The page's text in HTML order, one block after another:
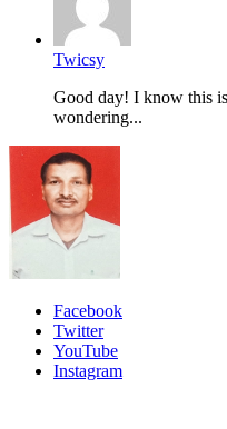
Twicsy
Good day! I know this
wondering...
Facebook
Twitter
YouTube
Instagram